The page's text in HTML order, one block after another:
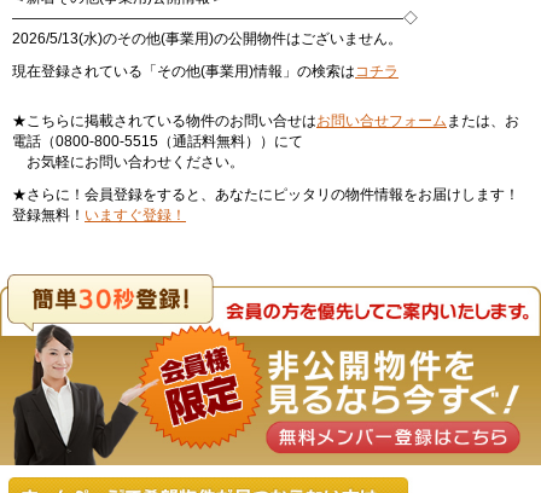
———————————————————————————◇
2026/5/13(水)のその他(事業用)の公開物件はございません。
現在登録されている「その他(事業用)情報」の検索はコチラ
★こちらに掲載されている物件のお問い合せはお問い合せフォーム または、お
電話（0800-800-5515（通話料無料））にて
お気軽にお問い合わせください。
★さらに！会員登録をすると、あなたにピッタリの物件情報をお届けします！
登録無料！ いますぐ登録！